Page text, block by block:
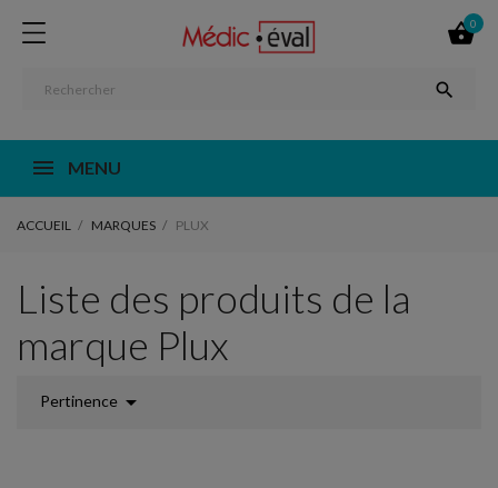

0

MENU
ACCUEIL MARQUES PLUX
Liste des produits de la
marque Plux
Pertinence 